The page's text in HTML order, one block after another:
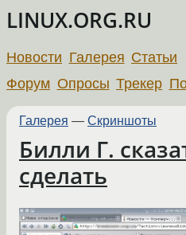
LINUX.ORG.RU
Новости Галерея Статьи
Форум Опросы Трекер
Галерея — Скриншоты
Билли Г.
сделать